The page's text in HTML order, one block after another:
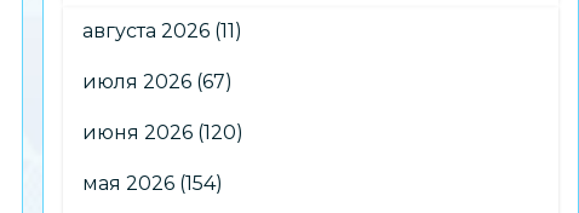
августа 2026 (11)
июля 2026 (67)
июня 2026 (120)
мая 2026 (154)